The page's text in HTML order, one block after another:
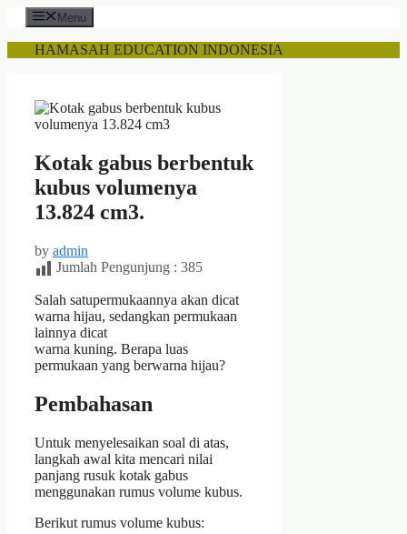
Skip
content
Menu
HAMASAH EDUCATION INDONESIA
Kotak gabus berbentuk
kubus volumenya
13.824 cm3.
by admin
Jumlah Pengunjung : 385
Salah satupermukaannya akan dicat
warna hijau, sedangkan permukaan
lainnya dicat
warna kuning. Berapa luas
permukaan yang berwarna hijau?
Pembahasan
Untuk menyelesaikan soal di atas,
langkah awal kita mencari nilai
panjang rusuk kotak gabus
menggunakan rumus volume kubus.
Berikut rumus volume kubus: